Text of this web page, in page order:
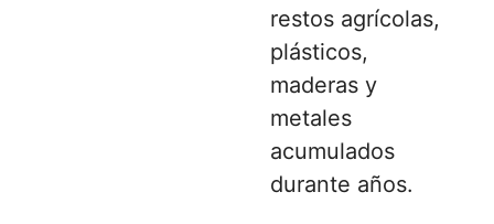
restos agrícolas,
plásticos,
maderas y
metales
acumulados
durante años.